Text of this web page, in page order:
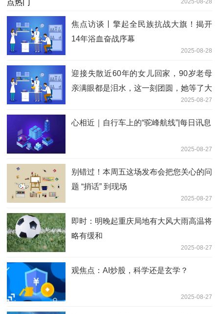
2025-08-28
焦点访谈丨擎起全民族抗战大旗！揭开
14年浴血奋战序幕
2025-08-28
迎接失散近60年的女儿回家，90岁老母
亲满眼都是泪水，这一刻团圆，她等了大
2025-08-27
心相近｜自行车上的“驼峰航线”|每日讯息
2025-08-27
别错过！本周五这场发布会把您关心的问
题 “捎话” 到现场
2025-08-27
即时：明晚起重庆局地有大风大雨高温将
略有缓和
2025-08-27
观焦点：AI炒股，科学还是玄学？
2025-08-27